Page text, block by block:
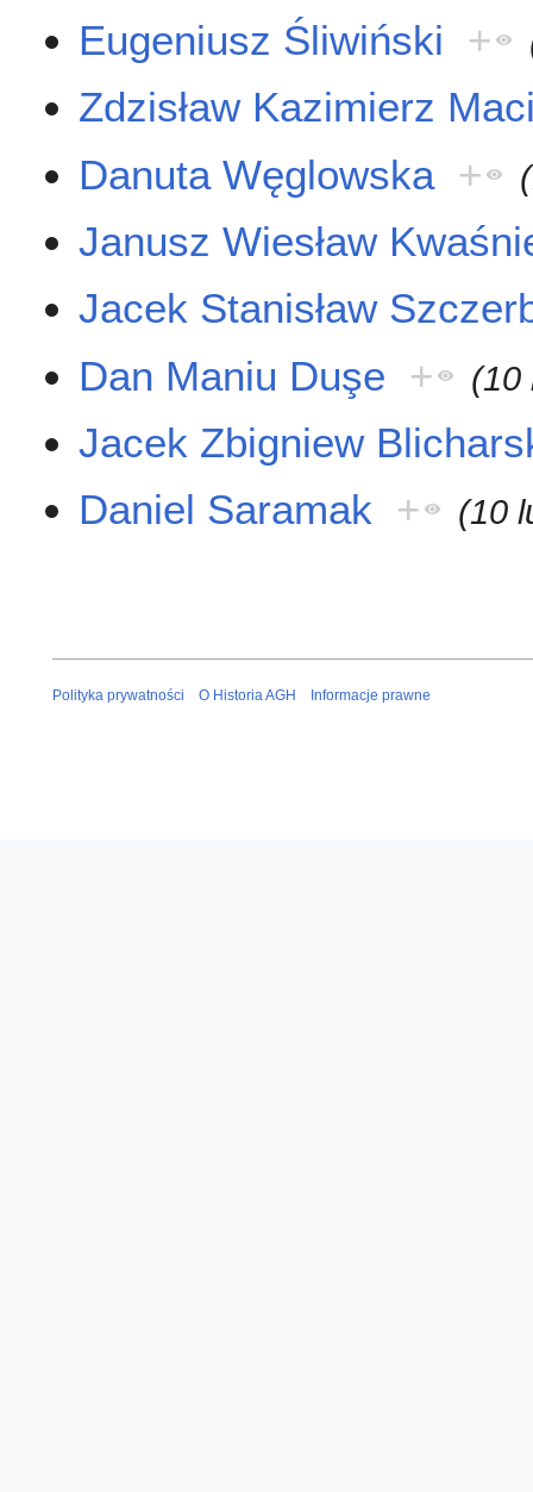
Eugeniusz Śliwiński +
Zdzisław Kazimierz
Danuta Węglowska +
Janusz Wiesław
Jacek Stanisław
Dan Maniu Duşe + (10
Jacek Zbigniew
Daniel Saramak + (10
Polityka prywatności O Historia AGH Informacje prawne